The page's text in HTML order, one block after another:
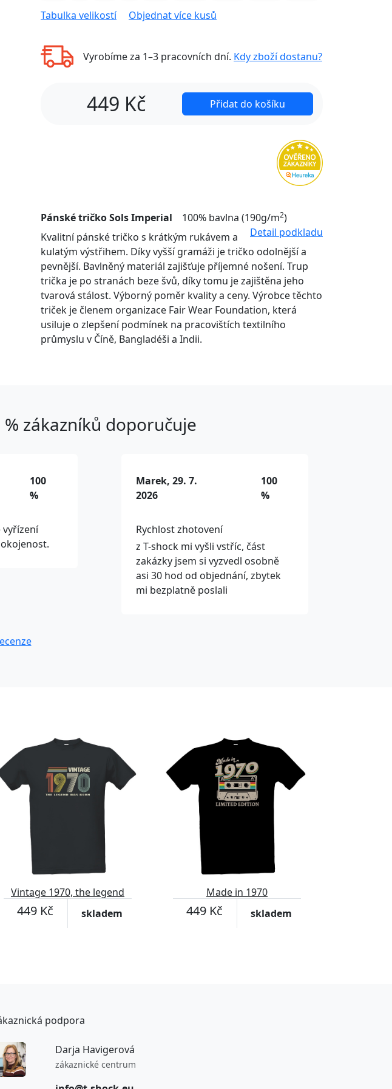
Tabulka velikostí Objednat více kusů
Vyrobíme za 1–3 pracovních dní. Kdy zboží dostanu?
449 Kč Přidat do košíku
Pánské tričko Sols Imperial 100% bavlna (190g/m2)
Detail podkladu
Kvalitní pánské tričko s krátkým rukávem a
kulatým výstřihem. Díky vyšší gramáži je tričko odolnější a
pevnější. Bavlněný materiál zajišťuje příjemné nošení. Trup
trička je po stranách beze švů, díky tomu je zajištěna jeho
tvarová stálost. Výborný poměr kvality a ceny. Výrobce těchto
triček je členem organizace Fair Wear Foundation, která
usiluje o zlepšení podmínek na pracovištích textilního
průmyslu v Číně, Bangladéši a Indii.
zákazníků doporučuje
100
%
vyřízení
Marek, 29. 7.
2026
100
%
Rychlost zhotovení
z T-shock mi vyšli vstříc, část
zakázky jsem si vyzvedl osobně
asi 30 hod od objednání, zbytek
mi bezplatně poslali
Vintage 1970, the legend
was born
449 Kč skladem
Made in 1970
449 Kč skladem
podpora
Darja Havigerová
zákaznické centrum